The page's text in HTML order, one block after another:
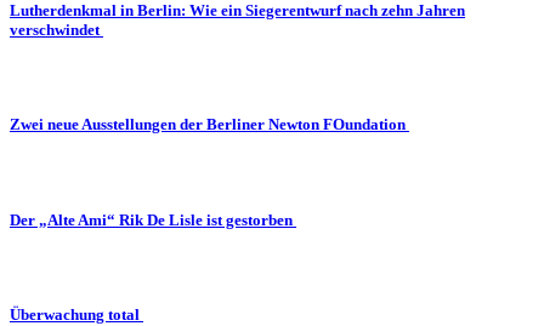
Lutherdenkmal in Berlin: Wie ein Siegerentwurf nach zehn Jahren
verschwindet
Zwei neue Ausstellungen der Berliner Newton FOundation
Der „Alte Ami“ Rik De Lisle ist gestorben
Überwachung total